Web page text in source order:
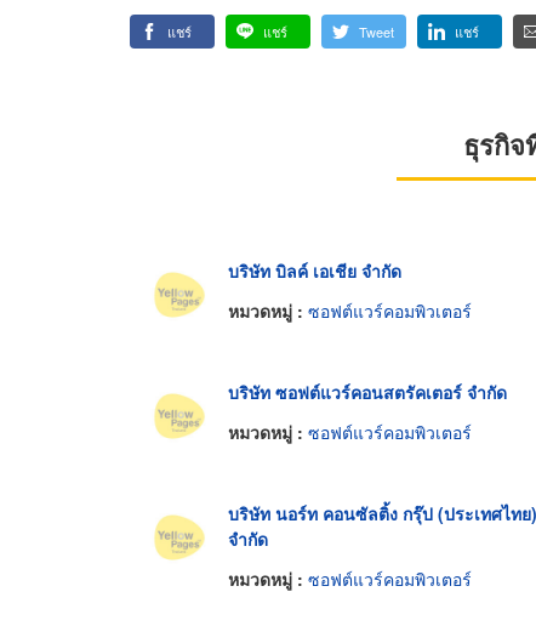
แชร์ แชร์ Tweet แชร์
ธุรกิ
บริษัท บิลค์ เอเชีย จำกัด
หมวดหมู่ : ซอฟต์แวร์คอมพิวเตอร์
บริษัท ซอฟต์แวร์คอนสตรัคเตอร์ จำกัด
หมวดหมู่ : ซอฟต์แวร์คอมพิวเตอร์
บริษัท นอร์ท คอนซัลติ้ง กรุ๊ป (ประเทศไทย)
จำกัด
หมวดหมู่ : ซอฟต์แวร์คอมพิวเตอร์